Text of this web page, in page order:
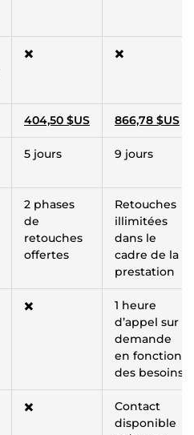
✖️ ✖️
404,50 $US 866,78 $US
5 jours 9 jours
2 phases
de
retouches
offertes
Retouches
illimitées
dans le
cadre de la
prestation
✖️
1 heure
d’appel sur
demande
en fonction
des besoins
✖️
Contact
disponible